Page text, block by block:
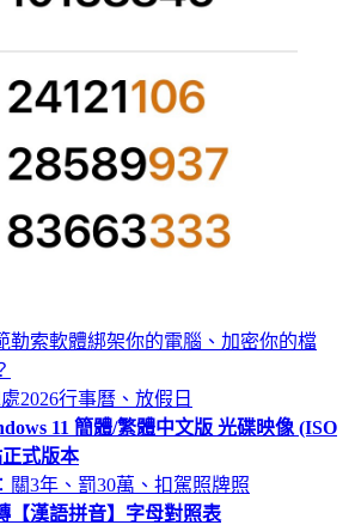
勒索軟體綁架你的電腦、加密你的檔
2026行事曆、放假日
11 簡體/繁體中文版 光碟映像 (ISO
式版本
關3年、罰30萬、扣駕照牌照
【漢語拼音】字母對照表